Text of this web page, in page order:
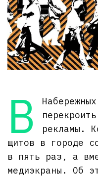
В
рекламы.
щитов в городе
в пять раз, а
медиэкраны. Об